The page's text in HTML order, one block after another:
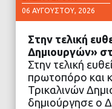
06 ΑΥΓΟΎΣΤΟΥ, 2026
Στην τελική
Δημιουργών»
Στην τελική
πρωτοπόρο και
Τρικαλινών
δημιούργησε ο